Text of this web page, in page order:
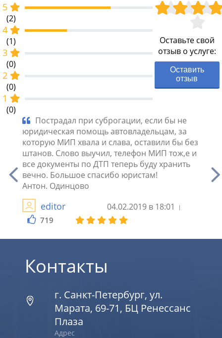
5
(2)
4
(1)
3
(0)
2
(0)
1
(0)
Оставьте свой
отзыв о услуге:
Оставить
отзыв
Пострадал при суброгации, если бы не
юридическая помощь автовладельцам, за
которую МИП хвала и слава, оставили бы без
штанов. Слово выучил, телефон МИП тож,е и
все документы по ДТП теперь буду хранить
вечно. Большое спасибо юристам!
Антон. Одинцово
editor 04.02.2019 в 18:01
719
Контакты
г. Санкт-Петербург, ул.
Марата, 69-71, БЦ Ренессанс
Плаза
Адрес